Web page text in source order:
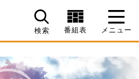
検索 番組表 メニュー